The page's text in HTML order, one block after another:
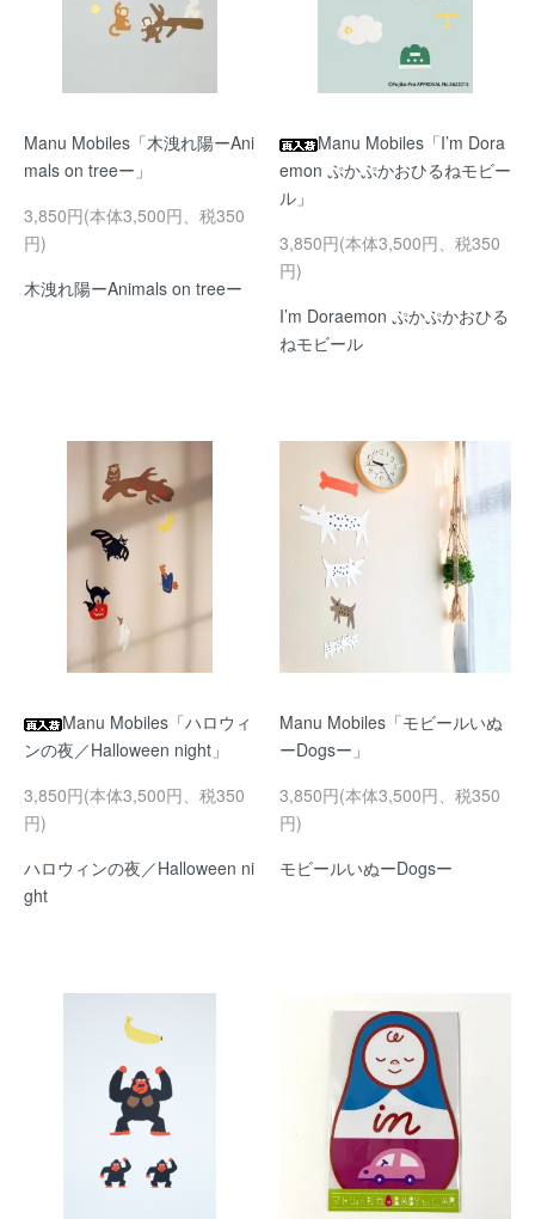
Manu Mobiles「木洩れ陽ーAni
mals on treeー」
3,850円(本体3,500円、税350
円)
木洩れ陽ーAnimals on treeー
Manu Mobiles「I’m Dora
emon ぷかぷかおひるねモビー
ル」
3,850円(本体3,500円、税350
円)
I’m Doraemon ぷかぷかおひる
ねモビール
Manu Mobiles「ハロウィ
ンの夜／Halloween night」
3,850円(本体3,500円、税350
円)
ハロウィンの夜／Halloween ni
ght
Manu Mobiles「モビールいぬ
ーDogsー」
3,850円(本体3,500円、税350
円)
モビールいぬーDogsー